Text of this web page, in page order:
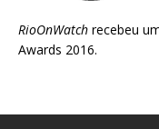
RioOnWatch recebeu
Awards 2016.